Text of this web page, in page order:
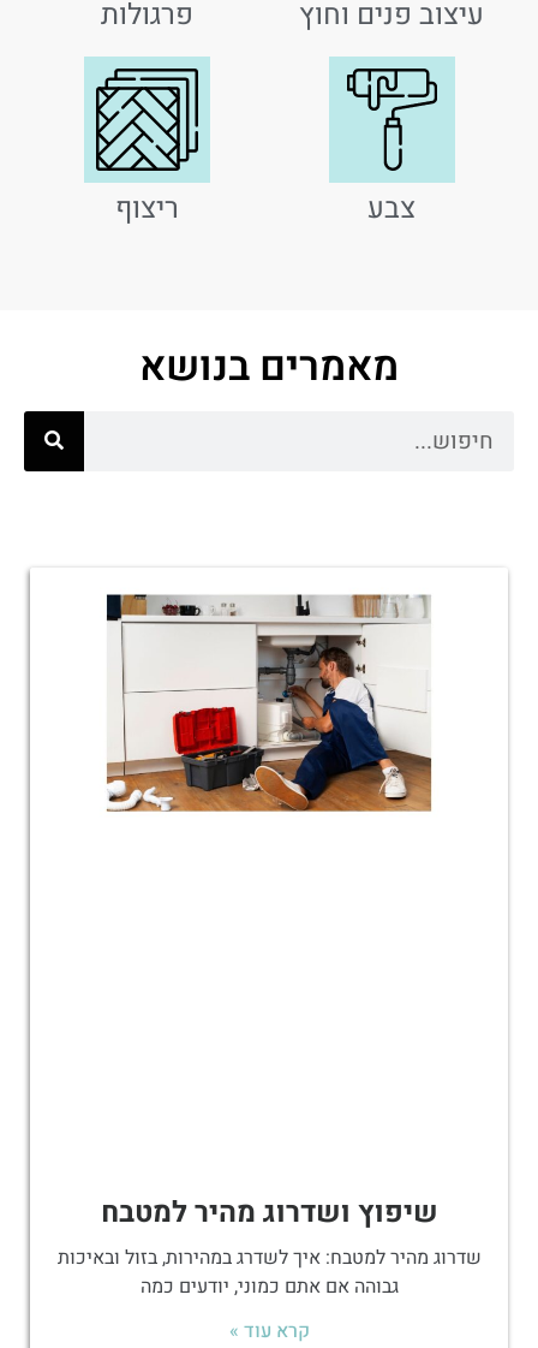
עיצוב פנים וחוץ פרגולות
צבע ריצוף
מאמרים בנושא
שיפוץ ושדרוג מהיר למטבח
שדרוג מהיר למטבח: איך לשדרג במהירות, בזול ובאיכות
גבוהה אם אתם כמוני, יודעים כמה
קרא עוד »